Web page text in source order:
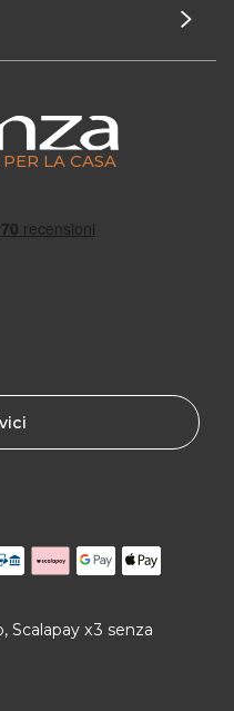
LA CASA
Scalapay x3 senza